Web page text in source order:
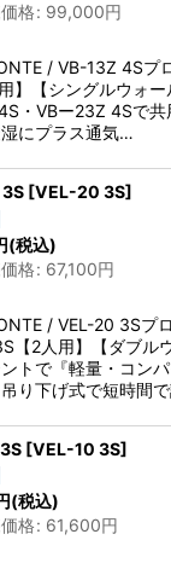
格: 99,000円
/ VB-13Z 4Sプ
】【シングルウォ
・VBー23Z 4Sで共
にプラス通気…
[VEL-20 3S]
(税込)
格: 67,100円
/ VEL-20 3Sプ
【2人用】【ダブル
トで『軽量・コン
り下げ式で短時間
[VEL-10 3S]
(税込)
格: 61,600円